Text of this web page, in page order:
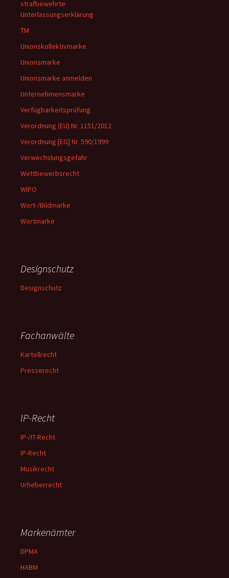
strafbewehrte
Unterlassungserklärung
TM
Unionskollektivmarke
Unionsmarke
Unionsmarke anmelden
Unternehmensmarke
Verfügbarkeitsprüfung
Verordnung (EU) Nr. 1151/2012
Verordnung [EG] Nr. 590/1999
Verwechslungsgefahr
Wettbewerbsrecht
WIPO
Wort-/Bildmarke
Wortmarke
Designschutz
Designschutz
Fachanwälte
Kartellrecht
Presserecht
IP-Recht
IP-/IT-Recht
IP-Recht
Musikrecht
Urheberrecht
Markenämter
DPMA
HABM